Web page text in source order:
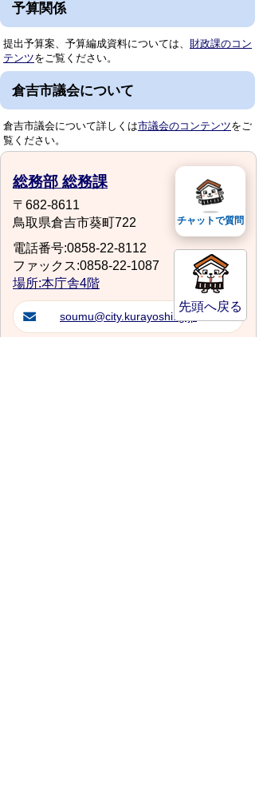
予算関係
提出予算案、予算編成資料については、 財政課のコン
テンツをご覧ください。
倉吉市議会について
倉吉市議会について詳しくは市議会のコンテンツをご
覧ください。
総務部 総務課
〒682-8611
鳥取県倉吉市葵町722
電話番号:0858-22-8112
ファックス:0858-22-1087
場所:本庁舎4階
soumu@city.kurayoshi.lg.jp
先頭へ戻る
チャットで質問